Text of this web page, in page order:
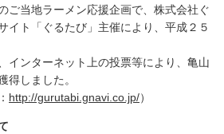
ご当地ラーメン応援企画で、株式会社ぐ
イト「ぐるたび」主催により、平成２５
インターネット上の投票等により、亀山
獲得しました。
http://gurutabi.gnavi.co.jp/）